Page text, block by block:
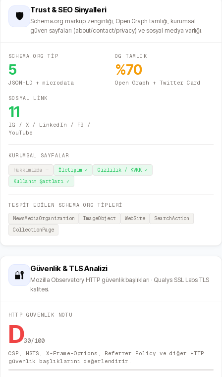
🛡️
Trust & SEO Sinyalleri
Schema.org markup zenginliği, Open Graph tamlığı, kurumsal
güven sayfaları (about/contact/privacy) ve sosyal medya varlığı.
SCHEMA.ORG TİP
5
JSON-LD + microdata
OG TAMLIK
%70
Open Graph + Twitter Card
SOSYAL LİNK
11
IG / X / LinkedIn / FB /
YouTube
KURUMSAL SAYFALAR
Hakkımızda — İletişim ✓ Gizlilik / KVKK ✓
Kullanım Şartları ✓
TESPİT EDİLEN SCHEMA.ORG TİPLERİ
NewsMediaOrganization ImageObject WebSite
SearchAction
CollectionPage
🔐
Güvenlik & TLS Analizi
Mozilla Observatory HTTP güvenlik başlıkları · Qualys SSL Labs TLS
kalitesi.
HTTP GÜVENLIK NOTU
D30/100
CSP, HSTS, X-Frame-Options, Referrer Policy ve diğer HTTP
güvenlik başlıklarını değerlendirir.